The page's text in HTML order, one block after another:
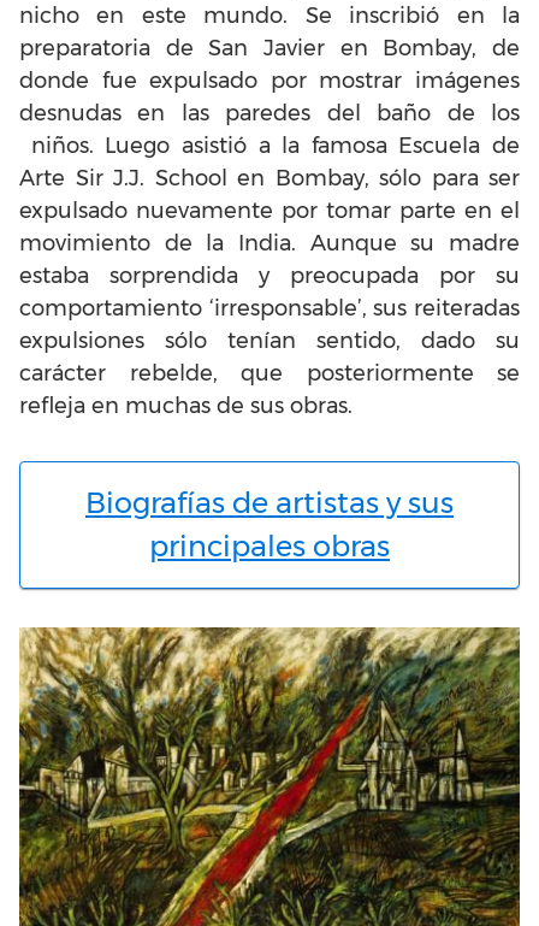
nicho en este mundo. Se inscribió en la
preparatoria de San Javier en Bombay, de
donde fue expulsado por mostrar imágenes
desnudas en las paredes del baño de los
niños. Luego asistió a la famosa Escuela de
Arte Sir J.J. School en Bombay, sólo para ser
expulsado nuevamente por tomar parte en el
movimiento de la India. Aunque su madre
estaba sorprendida y preocupada por su
comportamiento ‘irresponsable’, sus reiteradas
expulsiones sólo tenían sentido, dado su
carácter rebelde, que posteriormente se
refleja en muchas de sus obras.
Biografías de artistas y sus
principales obras